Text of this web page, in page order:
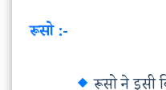
रूसो :-